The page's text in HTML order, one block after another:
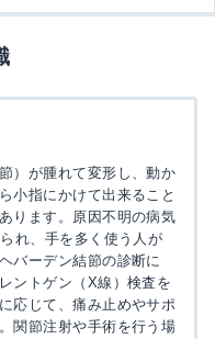
）が腫れて変形し、動か
小指にかけて出来ること
ります。原因不明の病気
れ、手を多く使う人が
バーデン結節の診断に
ントゲン（X線）検査を
応じて、痛み止めやサポ
関節注射や手術を行う場